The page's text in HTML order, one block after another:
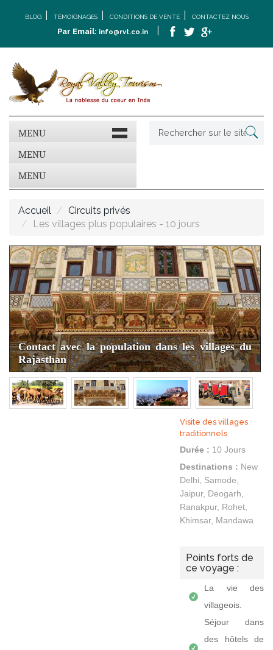
BLOG TÉMOIGNAGES CONDITIONS DE VENTE CONTACTEZ NOUS
Par Email: info@rvt.co.in
MENU
MENU
MENU
Accueil
Circuits privés
Les villages plus populaires - 10 jours
Contact avec la population dans les villages du
Rajasthan
Visite des villages
traditionnels
Durée : 10 Jours
Destinations : New
Delhi, Samode,
Jaipur, Deogarh,
Ranakpur, Rohet,
Khimsar, Mandawa
Points forts de
ce voyage :
La vie des
villageois.
Séjour dans
des hôtels de